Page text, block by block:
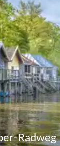
Radweg